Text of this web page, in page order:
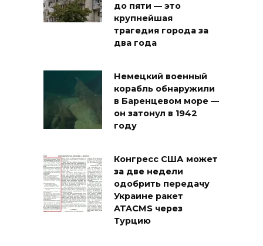
до пяти — это
крупнейшая
трагедия города за
два года
Немецкий военный
корабль обнаружили
в Баренцевом море —
он затонул в 1942
году
Конгресс США может
за две недели
одобрить передачу
Украине ракет
ATACMS через
Турцию